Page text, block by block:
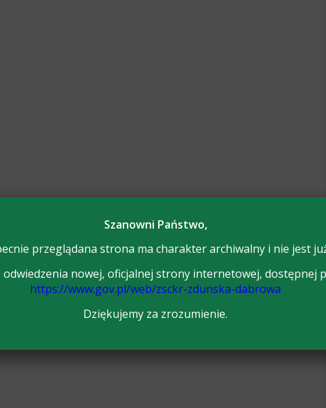
Szanowni Państwo,
przeglądana strona ma charakter archiwalny i nie jest
odwiedzenia nowej, oficjalnej strony internetowej, dostępnej
https://www.gov.pl/web/zsckr-zdunska-dabrowa
Dziękujemy za zrozumienie.